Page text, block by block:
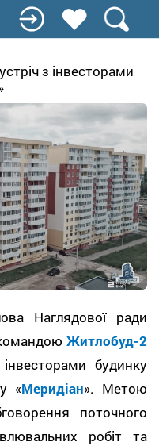
з інвесторами
Наглядової ради
Житлобуд-2
будинку
«Меридіан». Метою
поточного
робіт та